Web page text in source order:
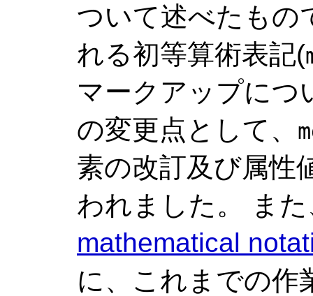
ついて述べたもの
れる初等算術表記(
マークアップにつ
の変更点として、
素の改訂及び属性
われました。 ま
mathematical
に、これまでの作